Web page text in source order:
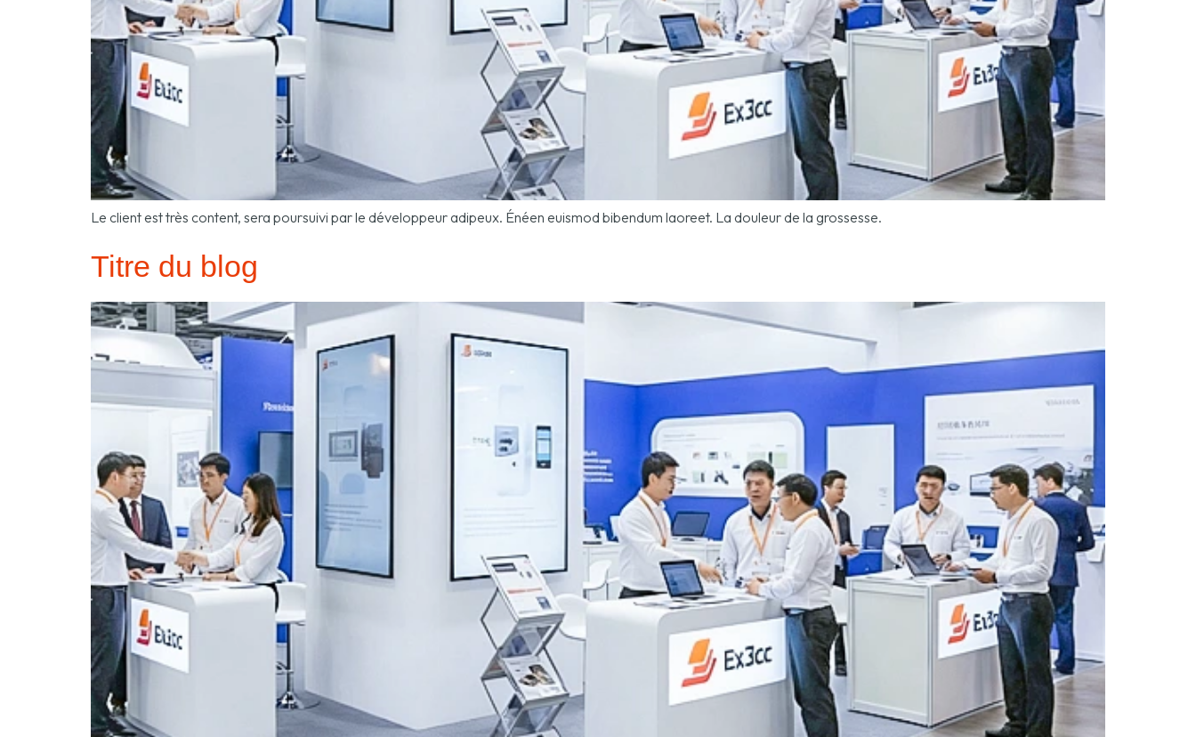
Le client est très content, sera poursuivi par le développeur adipeux. Énéen euismod bibendum laoreet. La douleur de la grossesse.
Titre du blog